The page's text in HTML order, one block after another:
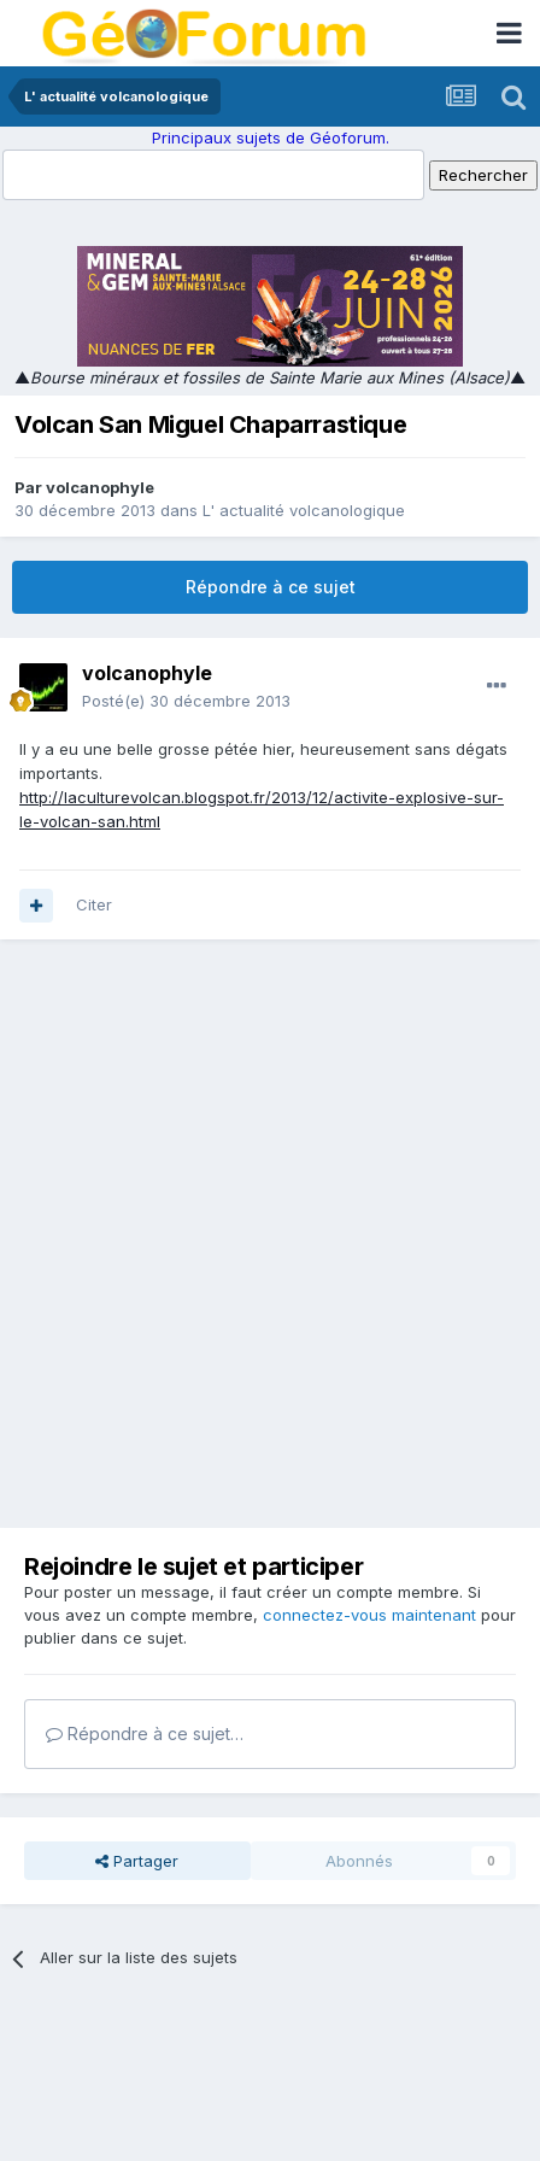
L' actualité volcanologique
Principaux sujets de Géoforum.
▲Bourse minéraux et fossiles de Sainte Marie aux Mines (Alsace)▲
Volcan San Miguel Chaparrastique
Parvolcanophyle
30 décembre 2013 dans L' actualité volcanologique
Répondre à ce sujet
volcanophyle
Posté(e) 30 décembre 2013
Il y a eu une belle grosse pétée hier, heureusement sans dégats
importants.
http://laculturevolcan.blogspot.fr/2013/12/activite-explosive-sur-
le-volcan-san.html
Citer
Rejoindre le sujet et participer
Pour poster un message, il faut créer un compte membre. Si
vous avez un compte membre, connectez-vous maintenant pour
publier dans ce sujet.
Répondre à ce sujet…
Partager Abonnés 0
Aller sur la liste des sujets